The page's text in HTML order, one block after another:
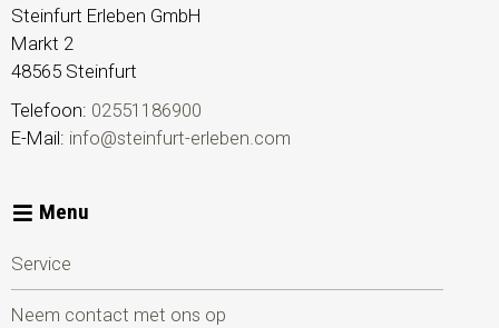
Steinfurt Erleben GmbH
Markt 2
48565 Steinfurt
Telefoon: 02551186900
E-Mail: info@steinfurt-erleben.com
Menu
Service
Neem contact met ons op